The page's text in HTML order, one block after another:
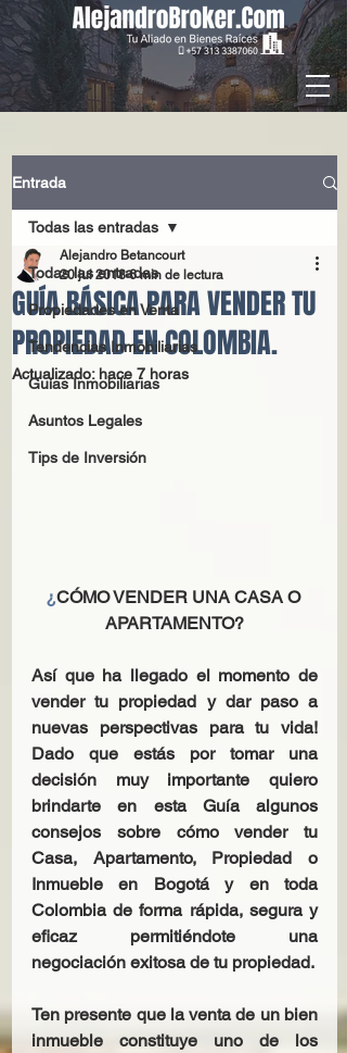
Entrada
Todas las entradas
Propiedades en Venta
Tendencias Inmobiliarias
Guías Inmobiliarias
Asuntos Legales
Tips de Inversión
Todas las entradas
GUÍA BÁSICA PARA VENDER TU
PROPIEDAD EN COLOMBIA.
Alejandro Betancourt
20 jul 2018 6 min de lectura
Actualizado: hace 7 horas
¿CÓMO VENDER UNA CASA O
APARTAMENTO?
Así que ha llegado el momento de
vender tu propiedad y dar paso a
nuevas perspectivas para tu vida!
Dado que estás por tomar una
decisión muy importante quiero
brindarte en esta Guía algunos
consejos sobre cómo vender tu
Casa, Apartamento, Propiedad o
Inmueble en Bogotá y en toda
Colombia de forma rápida, segura y
eficaz permitiéndote una
negociación exitosa de tu propiedad.
Ten presente que la venta de un bien
inmueble constituye uno de los